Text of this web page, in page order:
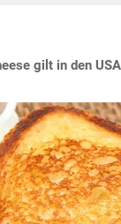
gilt in den